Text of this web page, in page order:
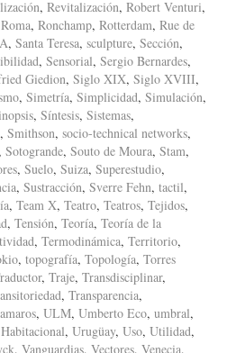
, Revitalización, Robert Venturi,
Roma, Ronchamp, Rotterdam, Rue de
, Santa Teresa, sculpture, Sección,
, Sensorial, Sergio Bernardes,
Giedion, Siglo XIX, Siglo XVIII,
, Simetría, Simplicidad, Simulación,
, Síntesis, Sistemas,
, Smithson, socio-technical networks,
Sotogrande, Souto de Moura, Stam,
, Suelo, Suiza, Superestudio,
, Sustracción, Sverre Fehn, tactil,
, Team X, Teatro, Teatros, Tejidos,
, Tensión, Teoría, Teoría de la
, Termodinámica, Territorio,
, topografía, Topología, Torres
, Traje, Transdisciplinar,
, Transparencia,
, ULM, Umberto Eco, umbral,
, Urugüay, Uso, Utilidad,
, Vanguardias, Vectores, Venecia,